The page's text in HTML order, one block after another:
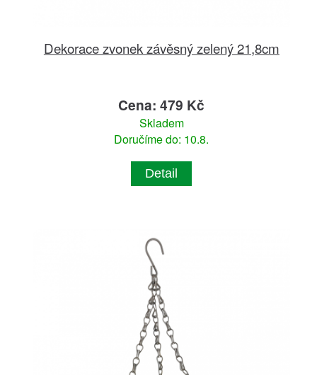
Dekorace zvonek závěsný zelený 21,8cm
Cena: 479 Kč
Skladem
Doručíme do: 10.8.
Detail